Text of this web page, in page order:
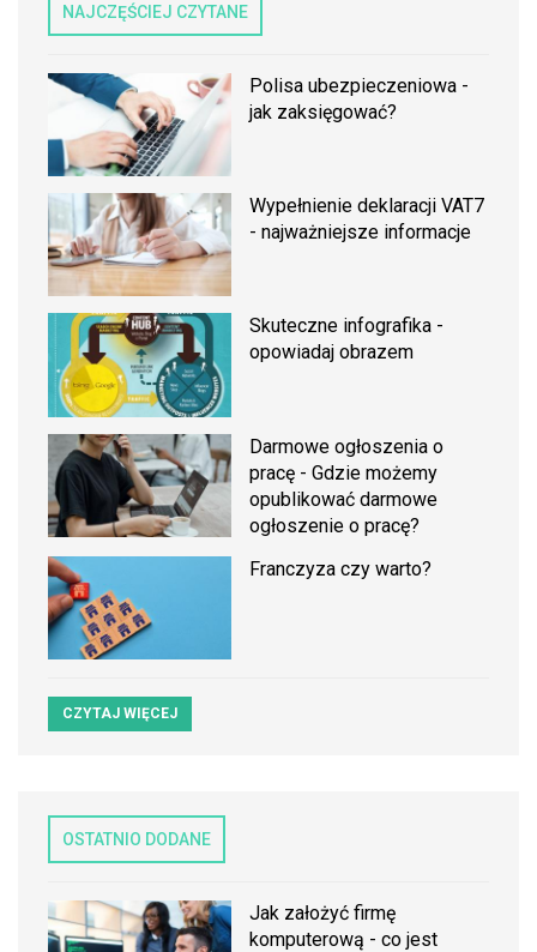
NAJCZĘŚCIEJ CZYTANE
Polisa ubezpieczeniowa -
jak zaksięgować?
Wypełnienie deklaracji VAT7
- najważniejsze informacje
Skuteczne infografika -
opowiadaj obrazem
Darmowe ogłoszenia o
pracę - Gdzie możemy
opublikować darmowe
ogłoszenie o pracę?
Franczyza czy warto?
CZYTAJ WIĘCEJ
OSTATNIO DODANE
Jak założyć firmę
komputerową - co jest